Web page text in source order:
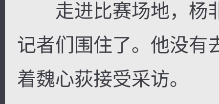
走进比赛场地，杨
记者们围住了。他没有
着魏心荻接受采访。